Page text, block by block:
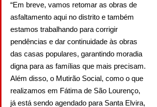
“Em breve, vamos retomar as obras de
asfaltamento aqui no distrito e também
estamos trabalhando para corrigir
pendências e dar continuidade às obras
das casas populares, garantindo moradia
digna para as famílias que mais precisam.
Além disso, o Mutirão Social, como o que
realizamos em Fátima de São Lourenço,
já está sendo agendado para Santa Elvira,